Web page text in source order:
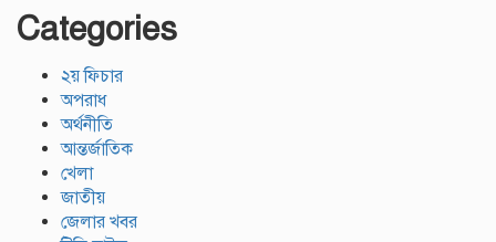
Categories
২য় ফিচার
অপরাধ
অর্থনীতি
আন্তর্জাতিক
খেলা
জাতীয়
জেলার খবর